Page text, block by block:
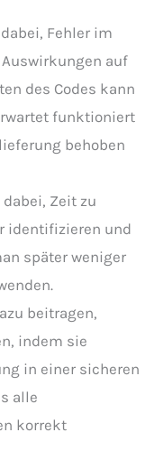
Fehler im
auf
des Codes kann
funktioniert
behoben
Zeit zu
identifizieren und
später weniger
beitragen,
indem sie
in einer sicheren
alle
korrekt